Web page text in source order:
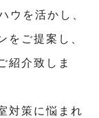
ウを活かし、
をご提案し、
紹介致しま
対策に悩まれ